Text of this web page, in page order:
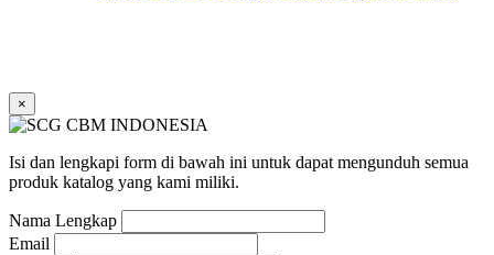
Plug SCG AW
Atap Akrilik Shinkolite Shade
Atap Akrilik Shinkolite Heat Cut
×
Isi dan lengkapi form di bawah ini untuk dapat mengunduh semua
produk katalog yang kami miliki.
Nama Lengkap
Email